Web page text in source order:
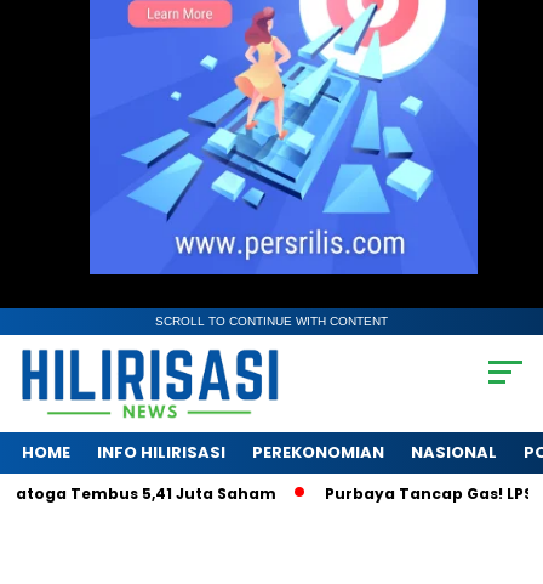
SCROLL TO CONTINUE WITH CONTENT
HOME INFO HILIRISASI PEREKONOMIAN NASIONAL
Tembus 5,41 Juta Saham Purbaya Tancap Gas! LPS